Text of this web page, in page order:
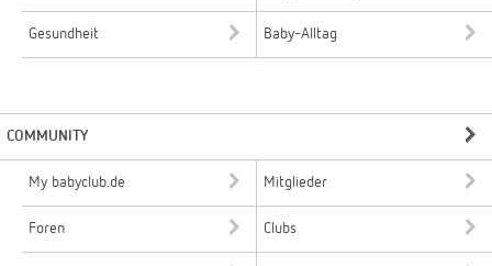
Gesundheit Baby-Alltag
COMMUNITY
My babyclub.de Mitglieder
Foren Clubs